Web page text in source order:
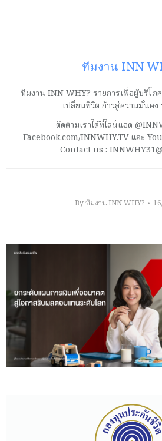
ทีมงาน INN
ทีมงาน INN WHY? รายการเพื่อผู้บริโภ
เปลี่ยนชีวิต ก้าวสู่ความมั่นค
ติดตามเราได้ที่ไลน์แอด
Facebook.com/INNWHY.TV และ
Contact us :
Byทีมงาน INN WHY?